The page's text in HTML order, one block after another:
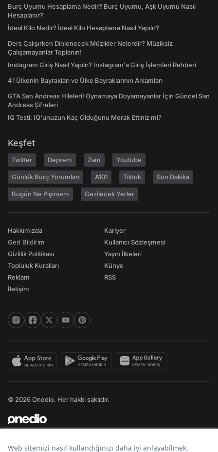
Burç Uyumu Hesaplama Nedir? Burç Uyumu, Aşk Uyumu Nasıl
Hesaplanır?
İdeal Kilo Nedir? İdeal Kilo Hesaplama Nasıl Yapılır?
Ders Çalışırken Dinlenecek Müzikler Nelerdir? Müziksiz
Çalışamayanlar Toplanın!
Instagram Giriş Nasıl Yapılır? Instagram'a Giriş İşlemleri Rehberi
41 Ülkenin Bayrakları ve Ülke Bayraklarının Anlamları
GTA San Andreas Hileleri! Oynamaya Doyamayanlar İçin Güncel San
Andreas Şifreleri
IQ Testi: IQ'unuzun Kaç Olduğunu Merak Ettiniz mi?
Keşfet
Twitter Deprem Zam Youtube
Günlük Burç Yorumları A101 Tiktok Son Dakika
Bugün Ne Pişirsem Gezilecek Yerler
Hakkımızda
Geri Bildirim
Gizlilik Politikası
Topluluk Kuralları
Reklam
İletişim
Kariyer
Kullanıcı Sözleşmesi
Yayın İlkeleri
Künye
RSS
© 2026 Onedio. Her hakkı saklıdır.